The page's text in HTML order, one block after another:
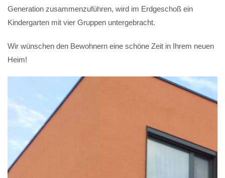
Generation zusammenzuführen, wird im Erdgeschoß ein
Kindergarten mit vier Gruppen untergebracht.
Wir wünschen den Bewohnern eine schöne Zeit in Ihrem neuen
Heim!